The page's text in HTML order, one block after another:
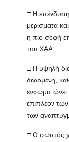
□ Η επένδυση
μερίσματα
η πιο σοφή
του ΧΑΑ.
□ Η υψηλή
δεδομένη,
ενσωματώνει
επιπλέον
των
□ Ο σωστός